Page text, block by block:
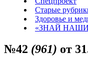
Старые
Здоровье и
«ЗНАЙ
№42 (961) от